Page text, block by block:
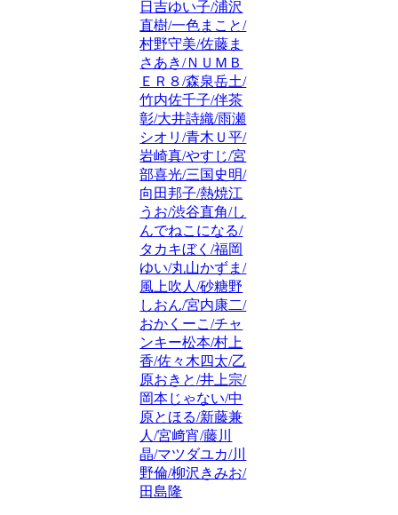
日吉ゆい子/浦沢
直樹/一色まこと/
村野守美/佐藤ま
さあき/ＮＵＭＢ
ＥＲ８/森泉岳土/
竹内佐千子/伴茶
彰/大井詩織/雨瀬
シオリ/青木Ｕ平/
岩崎真/やすじ/宮
部喜光/三国史明/
向田邦子/熱焼江
うお/渋谷直角/し
んでねこになる/
タカキぼく/福岡
ゆい/丸山かずま/
風上吹人/砂糖野
しおん/宮内康二/
おかくーこ/チャ
ンキー松本/村上
香/佐々木四太/乙
原おきと/井上宗/
岡本じゃない/中
原とほる/新藤兼
人/宮﨑宵/藤川
晶/マツダユカ/川
野倫/柳沢きみお/
田島隆